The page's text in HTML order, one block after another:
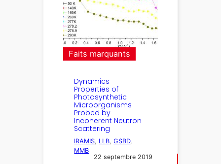
Faits marquants
Dynamics
Properties of
Photosynthetic
Microorganisms
Probed by
Incoherent Neutron
Scattering
IRAMIS LLB , GSBD
MMB
22 septembre 2019